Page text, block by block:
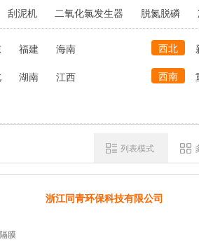
刮泥机 二氧化氯发生器 脱氮脱磷
福建 海南 西北
湖南 江西 西南
列表模式
膜
浙江同青环保科技有限公司